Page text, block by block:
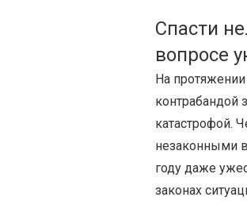
Спасти
вопросе
На
контрабандой
катастрофой.
незаконными
году даже
законах